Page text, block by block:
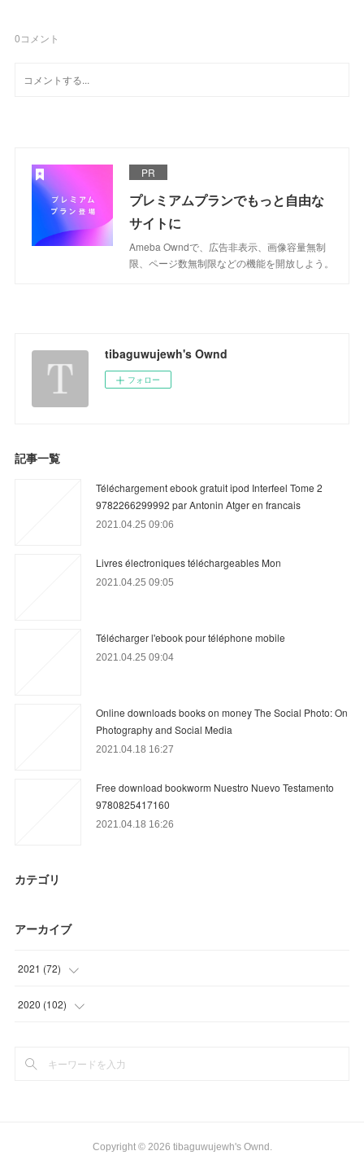
0コメント
PR
プレミアムプランでもっと自由な
サイトに
Ameba Owndで、広告非表示、画像容量無制
限、ページ数無制限などの機能を開放しよう。
tibaguwujewh's Ownd
フォロー
記事一覧
Téléchargement ebook gratuit ipod Interfeel Tome 2
9782266299992 par Antonin Atger en francais
2021.04.25 09:06
Livres électroniques téléchargeables Mon
2021.04.25 09:05
Télécharger l'ebook pour téléphone mobile
2021.04.25 09:04
Online downloads books on money The Social Photo: On
Photography and Social Media
2021.04.18 16:27
Free download bookworm Nuestro Nuevo Testamento
9780825417160
2021.04.18 16:26
カテゴリ
アーカイブ
2021 (72)
(24
(
2020 (102)
(
Copyright © 2026 tibaguwujewh's Ownd .